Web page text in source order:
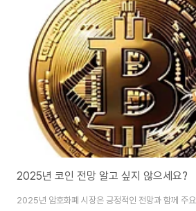
2025년 코인 전망 알고 싶지 않으세요?
2025년 암호화폐 시장은 긍정적인 전망과 함께 주